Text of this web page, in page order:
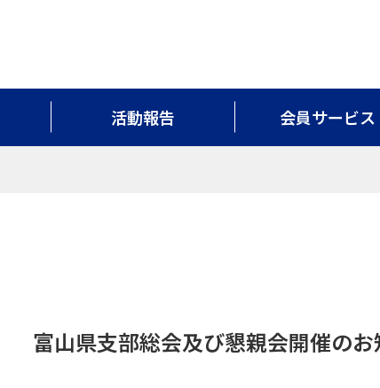
活動報告 会員サービス
富山県支部総会及び懇親会開催の